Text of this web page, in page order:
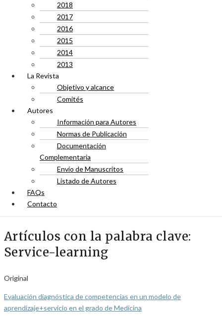
2018
2017
2016
2015
2014
2013
La Revista
Objetivo y alcance
Comités
Autores
Información para Autores
Normas de Publicación
Documentación
Complementaria
Envío de Manuscritos
Listado de Autores
FAQs
Contacto
Artículos con la palabra clave:
Service-learning
Original
Evaluación diagnóstica de competencias en un modelo de
aprendizaje+servicio en el grado de Medicina